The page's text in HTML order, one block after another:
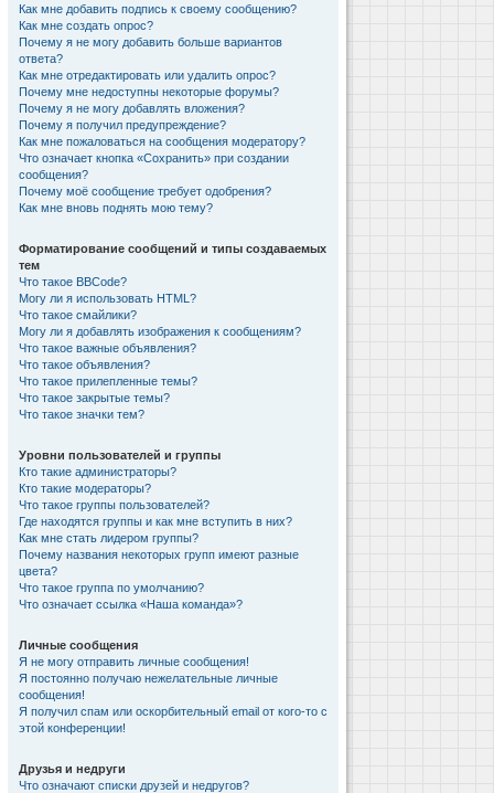
Как мне добавить подпись к своему сообщению?
Как мне создать опрос?
Почему я не могу добавить больше вариантов
ответа?
Как мне отредактировать или удалить опрос?
Почему мне недоступны некоторые форумы?
Почему я не могу добавлять вложения?
Почему я получил предупреждение?
Как мне пожаловаться на сообщения модератору?
Что означает кнопка «Сохранить» при создании
сообщения?
Почему моё сообщение требует одобрения?
Как мне вновь поднять мою тему?
Форматирование сообщений и типы создаваемых
тем
Что такое BBCode?
Могу ли я использовать HTML?
Что такое смайлики?
Могу ли я добавлять изображения к сообщениям?
Что такое важные объявления?
Что такое объявления?
Что такое прилепленные темы?
Что такое закрытые темы?
Что такое значки тем?
Уровни пользователей и группы
Кто такие администраторы?
Кто такие модераторы?
Что такое группы пользователей?
Где находятся группы и как мне вступить в них?
Как мне стать лидером группы?
Почему названия некоторых групп имеют разные
цвета?
Что такое группа по умолчанию?
Что означает ссылка «Наша команда»?
Личные сообщения
Я не могу отправить личные сообщения!
Я постоянно получаю нежелательные личные
сообщения!
Я получил спам или оскорбительный email от кого-то с
этой конференции!
Друзья и недруги
Что означают списки друзей и недругов?